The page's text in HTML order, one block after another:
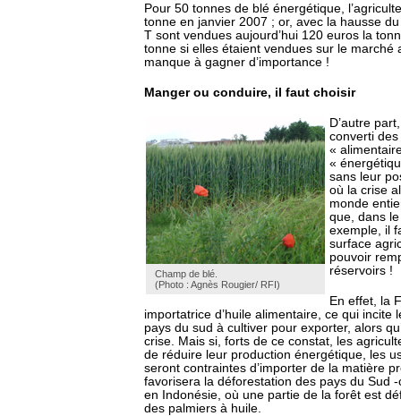
Pour 50 tonnes de blé énergétique,
tonne en janvier 2007 ; or, avec la hausse
T sont vendues aujourd’hui 120 euros la
tonne si elles étaient vendues sur le marché
manque à gagner d’importance !
Manger ou conduire, il faut choisir
Champ de blé.
(Photo : Agnès Rougier/ RFI)
D’autre
converti
«
«
sans leur
où la crise
monde
que, dans
exemple, il
surface
pouvoir
réservoirs !
En effet, la
importatrice d’huile alimentaire, ce qui incite
pays du sud à cultiver pour exporter, alors
crise. Mais si, forts de ce constat, les
de réduire leur production énergétique, les
seront contraintes d’importer de la matière
favorisera la déforestation des pays du Sud
en Indonésie, où une partie de la forêt est
des palmiers à huile.